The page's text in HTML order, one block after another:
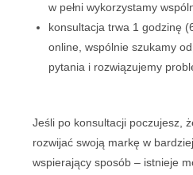
w pełni wykorzystamy
konsultacja trwa 1 godzinę
online, wspólnie szukamy
pytania i rozwiązujemy
Jeśli po konsultacji poczujesz,
rozwijać swoją markę w
wspierający sposób – istnieje